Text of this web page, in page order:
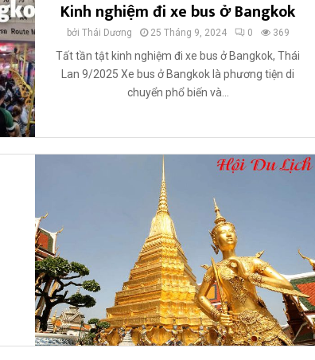
ế
n
á
u
r
Kinh nghiệm đi xe bus ở Bangkok
bởi Thái Dương 25 Tháng 9, 2024 0 369
Tất tần tật kinh nghiệm đi xe bus ở Bangkok, Thái
Lan 9/2025 Xe bus ở Bangkok là phương tiện di
chuyển phổ biến và...